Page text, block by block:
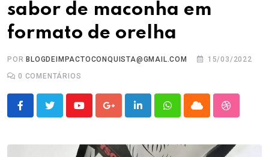
sabor de maconha em
formato de orelha
POR BLOGDEIMPACTOCONQUISTA@GMAIL.COM
15/03/2022
0 COMENTÁRIOS
YoutubeGoogle+LinkedInWhatsappCloud